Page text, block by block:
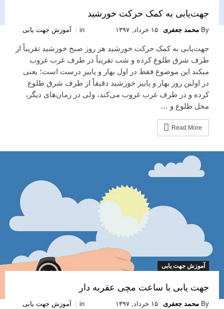
جهت‌یابی به کمک حرکت خورشید
By محمد جعفری ۱۵ خرداد, ۱۳۹۷ in : آموزش جهت یابی
جهت‌یابی به کمک حرکت خورشید هر روز صبح خورشید تقریباً از
طرف شرق طلوع کرده و شب تقریباً در طرف غرب غروب
میکند این موضوع فقط در اول بهار و پاییز درست است؛ یعنی‌
در اولین روز بهار و پاییز خورشید دقیقاً از طرف شرق طلوع
کرده و در طرف غرب غروب می‌کند، ولی در زمان‌های دیگر،
محل طلوع و …
Read More
آموزش جهت یابی
جهت یابی با ساعت مچی عقربه دار
By محمد جعفری ۱۵ خرداد, ۱۳۹۷ in : آموزش جهت یابی